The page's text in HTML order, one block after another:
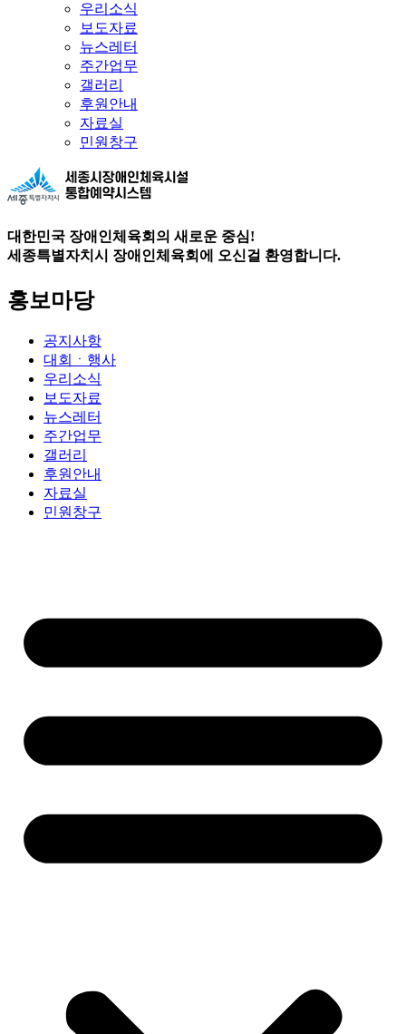
우리소식
보도자료
뉴스레터
주간업무
갤러리
후원안내
자료실
민원창구
대한민국 장애인체육회의 새로운 중심!
세종특별자치시 장애인체육회에 오신걸 환영합니다.
홍보마당
공지사항
대회ㆍ행사
우리소식
보도자료
뉴스레터
주간업무
갤러리
후원안내
자료실
민원창구